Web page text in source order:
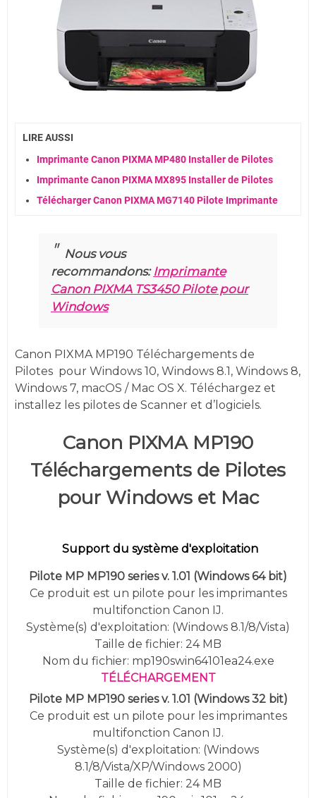
LIRE AUSSI
Imprimante Canon PIXMA MP480 Installer de Pilotes
Imprimante Canon PIXMA MX895 Installer de Pilotes
Télécharger Canon PIXMA MG7140 Pilote Imprimante
Nous vous
recommandons: Imprimante
Canon PIXMA TS3450 Pilote pour
Windows
Canon PIXMA MP190 Téléchargements de
Pilotes pour Windows 10, Windows 8.1, Windows 8,
Windows 7, macOS / Mac OS X. Téléchargez et
installez les pilotes de Scanner et d’logiciels.
Canon PIXMA MP190
Téléchargements de Pilotes
pour Windows et Mac
Support du système d'exploitation
Pilote MP MP190 series v. 1.01 (Windows 64 bit)
Ce produit est un pilote pour les imprimantes
multifonction Canon IJ.
Système(s) d'exploitation: (Windows 8.1/8/Vista)
Taille de fichier: 24 MB
Nom du fichier: mp190swin64101ea24.exe
TÉLÉCHARGEMENT
Pilote MP MP190 series v. 1.01 (Windows 32 bit)
Ce produit est un pilote pour les imprimantes
multifonction Canon IJ.
Système(s) d'exploitation: (Windows
8.1/8/Vista/XP/Windows 2000)
Taille de fichier: 24 MB